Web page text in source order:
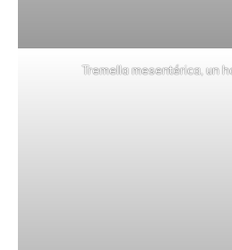
Tremella mesentérica, un